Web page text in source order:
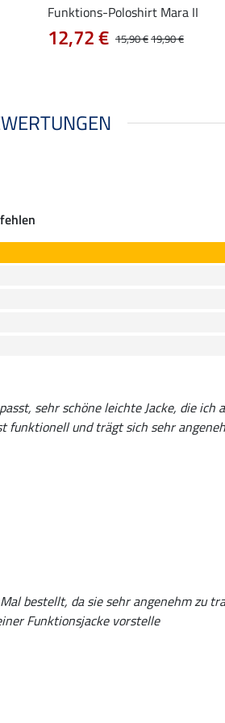
Funktions-Poloshirt Mara II
15,90 €19,90 €
12,72 €
sehr schöne leichte Jacke, die ich
funktionell und trägt sich sehr
bestellt, da sie sehr angenehm zu
Funktionsjacke vorstelle